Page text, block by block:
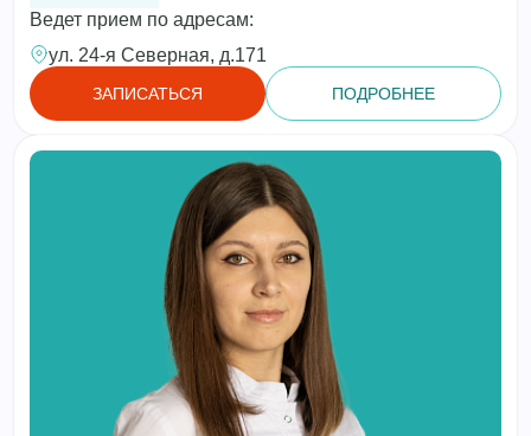
Ведет прием по адресам:
ул. 24-я Северная, д.171
ЗАПИСАТЬСЯ ПОДРОБНЕЕ